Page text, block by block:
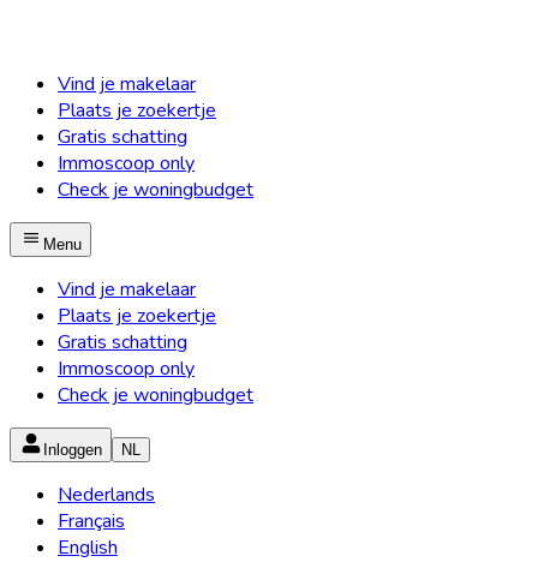
Vind je makelaar
Plaats je zoekertje
Gratis schatting
Immoscoop only
Check je woningbudget
Menu
Vind je makelaar
Plaats je zoekertje
Gratis schatting
Immoscoop only
Check je woningbudget
Inloggen NL
Nederlands
Français
English